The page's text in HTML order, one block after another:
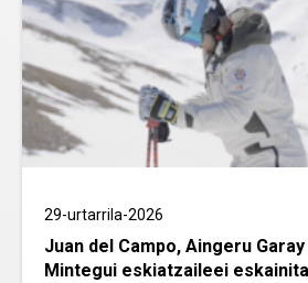
29-urtarrila-2026
Juan del Campo, Aingeru
Mintegui eskiatzaileei